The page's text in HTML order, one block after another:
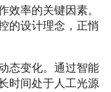
效率的关键因素。
的设计理念，正悄
态变化。通过智能
时间处于人工光源